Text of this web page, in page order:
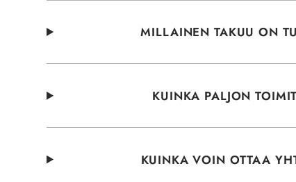
MILLAINEN TAKUU ON
KUINKA PALJON
KUINKA VOIN OTTAA